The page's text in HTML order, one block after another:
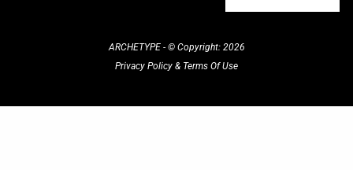
ARCHETYPE - © Copyright: 2026
Privacy Policy & Terms Of Use